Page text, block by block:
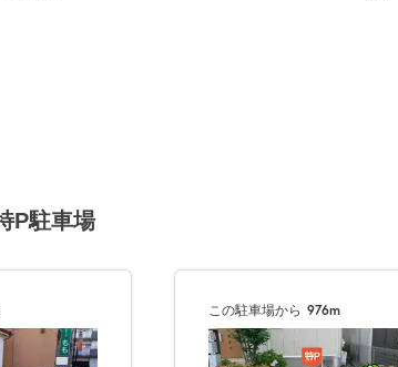
P駐車場
この駐車場から 976m